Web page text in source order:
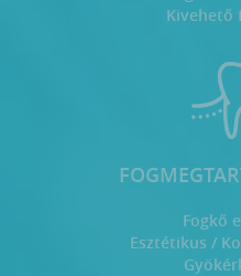
Kivehető
Fogkő
Esztétikus /